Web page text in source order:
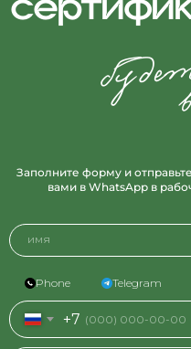
Заполните форму и
вами в WhatsApp в
имя
Phone Telegram
+7